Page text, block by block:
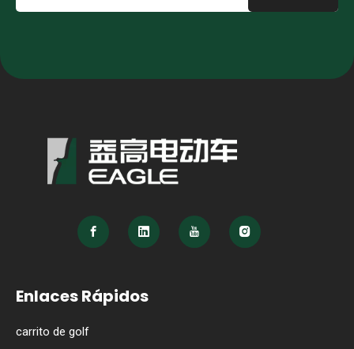
Enlaces Rápidos
carrito de golf